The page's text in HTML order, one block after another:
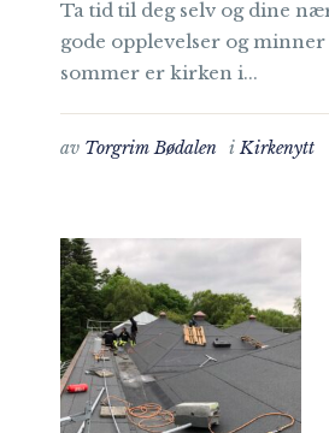
Ta tid til deg selv og dine
gode opplevelser og
sommer er kirken i...
av Torgrim Bødalen iKirkenytt